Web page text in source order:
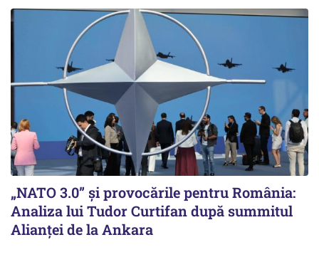
„NATO 3.0” și provocările pentru România:
Analiza lui Tudor Curtifan după summitul
Alianței de la Ankara